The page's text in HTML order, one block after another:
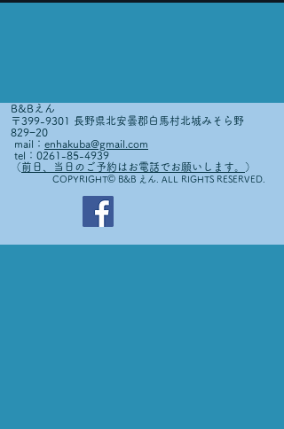
B&Bえん
〒399-9301 長野県北安曇郡白馬村北城みそら野
829−20
mail： enhakuba@gmail.com
tel：0261-85-4939
（前日、当日のご予約はお電話でお願いします。 ）
COPYRIGHT© B&B えん. ALL RIGHTS RESERVED.